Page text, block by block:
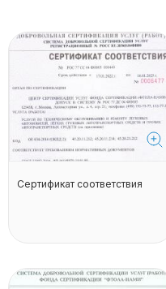
Сертификат соответствия